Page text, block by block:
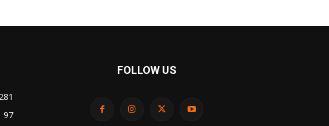
281
97
FOLLOW US